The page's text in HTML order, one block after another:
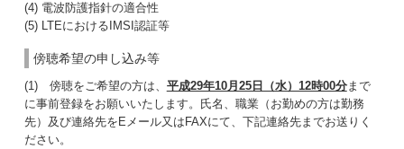
(4) 電波防護指針の適合性
(5) LTEにおけるIMSI認証等
傍聴希望の申し込み等
(1) 傍聴をご希望の方は、 平成29年10月25日（水）12時00分まで
に事前登録をお願いいたします。氏名、職業（お勤めの方は勤務
先）及び連絡先をEメール又はFAXにて、下記連絡先までお送りく
ださい。